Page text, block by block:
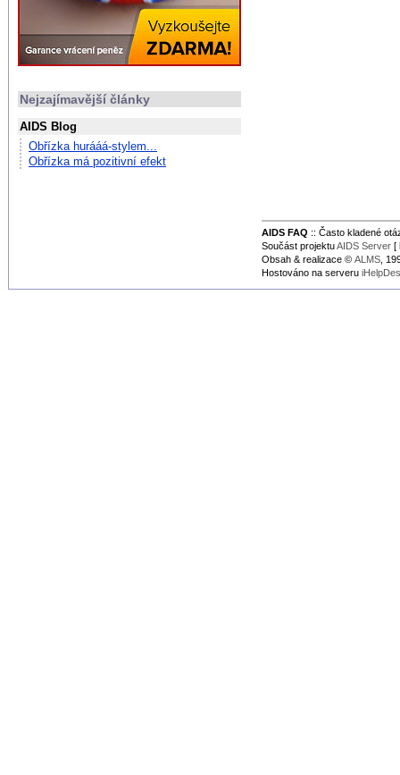
Nejzajímavější články
AIDS Blog
Obřízka hurááá-stylem...
Obřízka má pozitivní efekt
AIDS FAQ :: Často kladené
Součást projektuAIDS Server [
Obsah & realizace © ALMS ,
Hostováno na serveru